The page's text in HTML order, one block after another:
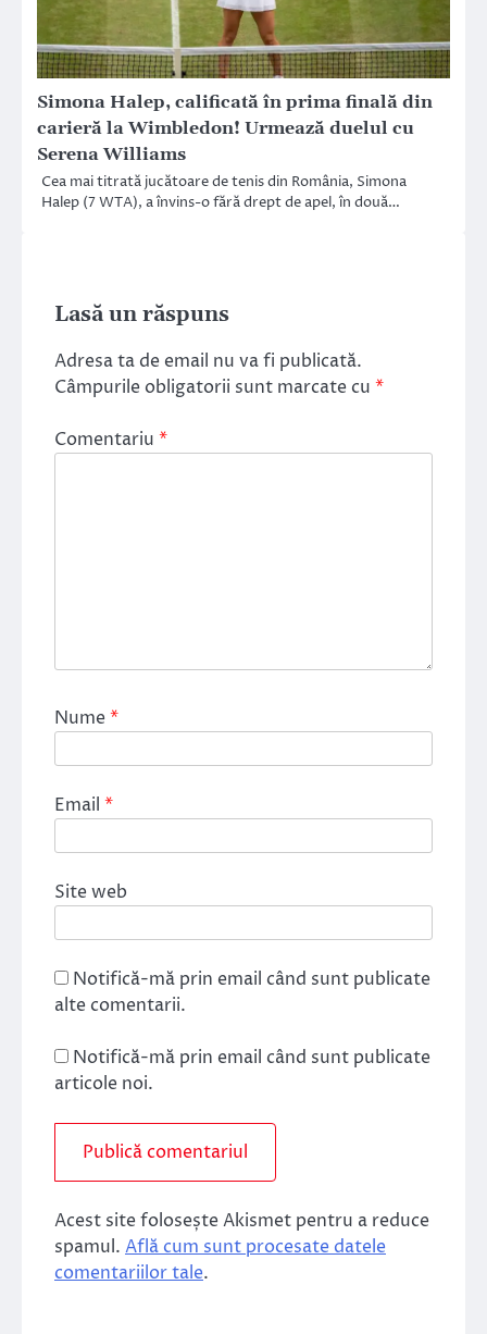
Simona Halep, calificată în prima finală din
carieră la Wimbledon! Urmează duelul cu
Serena Williams
Cea mai titrată jucătoare de tenis din România, Simona
Halep (7 WTA), a învins-o fără drept de apel, în două…
Lasă un răspuns
Adresa ta de email nu va fi publicată.
Câmpurile obligatorii sunt marcate cu *
Comentariu *
Nume*
Email *
Site web
Notifică-mă prin email când sunt publicate
alte comentarii.
Notifică-mă prin email când sunt publicate
articole noi.
Acest site folosește Akismet pentru a reduce
spamul. Află cum sunt procesate datele
comentariilor tale.